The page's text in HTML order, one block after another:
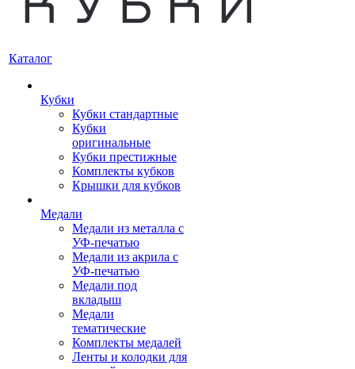
Каталог
Кубки
Кубки стандартные
Кубки
оригинальные
Кубки престижные
Комплекты кубков
Крышки для кубков
Медали
Медали из металла с
УФ-печатью
Медали из акрила с
УФ-печатью
Медали под
вкладыш
Медали
тематические
Комплекты медалей
Ленты и колодки для